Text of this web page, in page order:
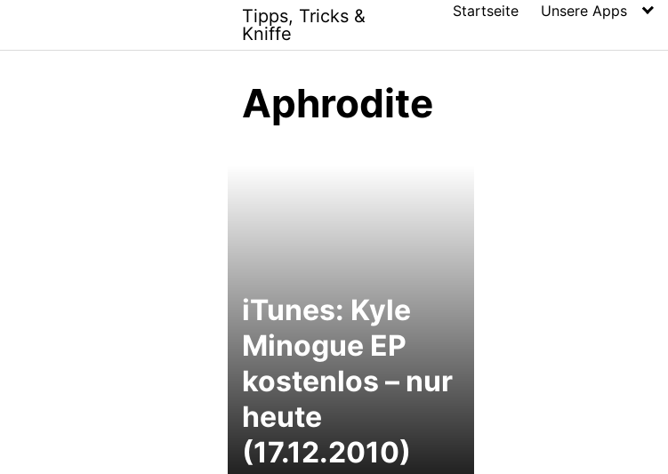
content
Tipps, Tricks &
Kniffe
Startseite Unsere Apps
Aphrodite
iTunes: Kyle
Minogue EP
kostenlos – nur
heute
(17.12.2010)